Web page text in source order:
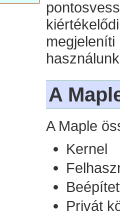
A
A Maple
Kernel
Privát